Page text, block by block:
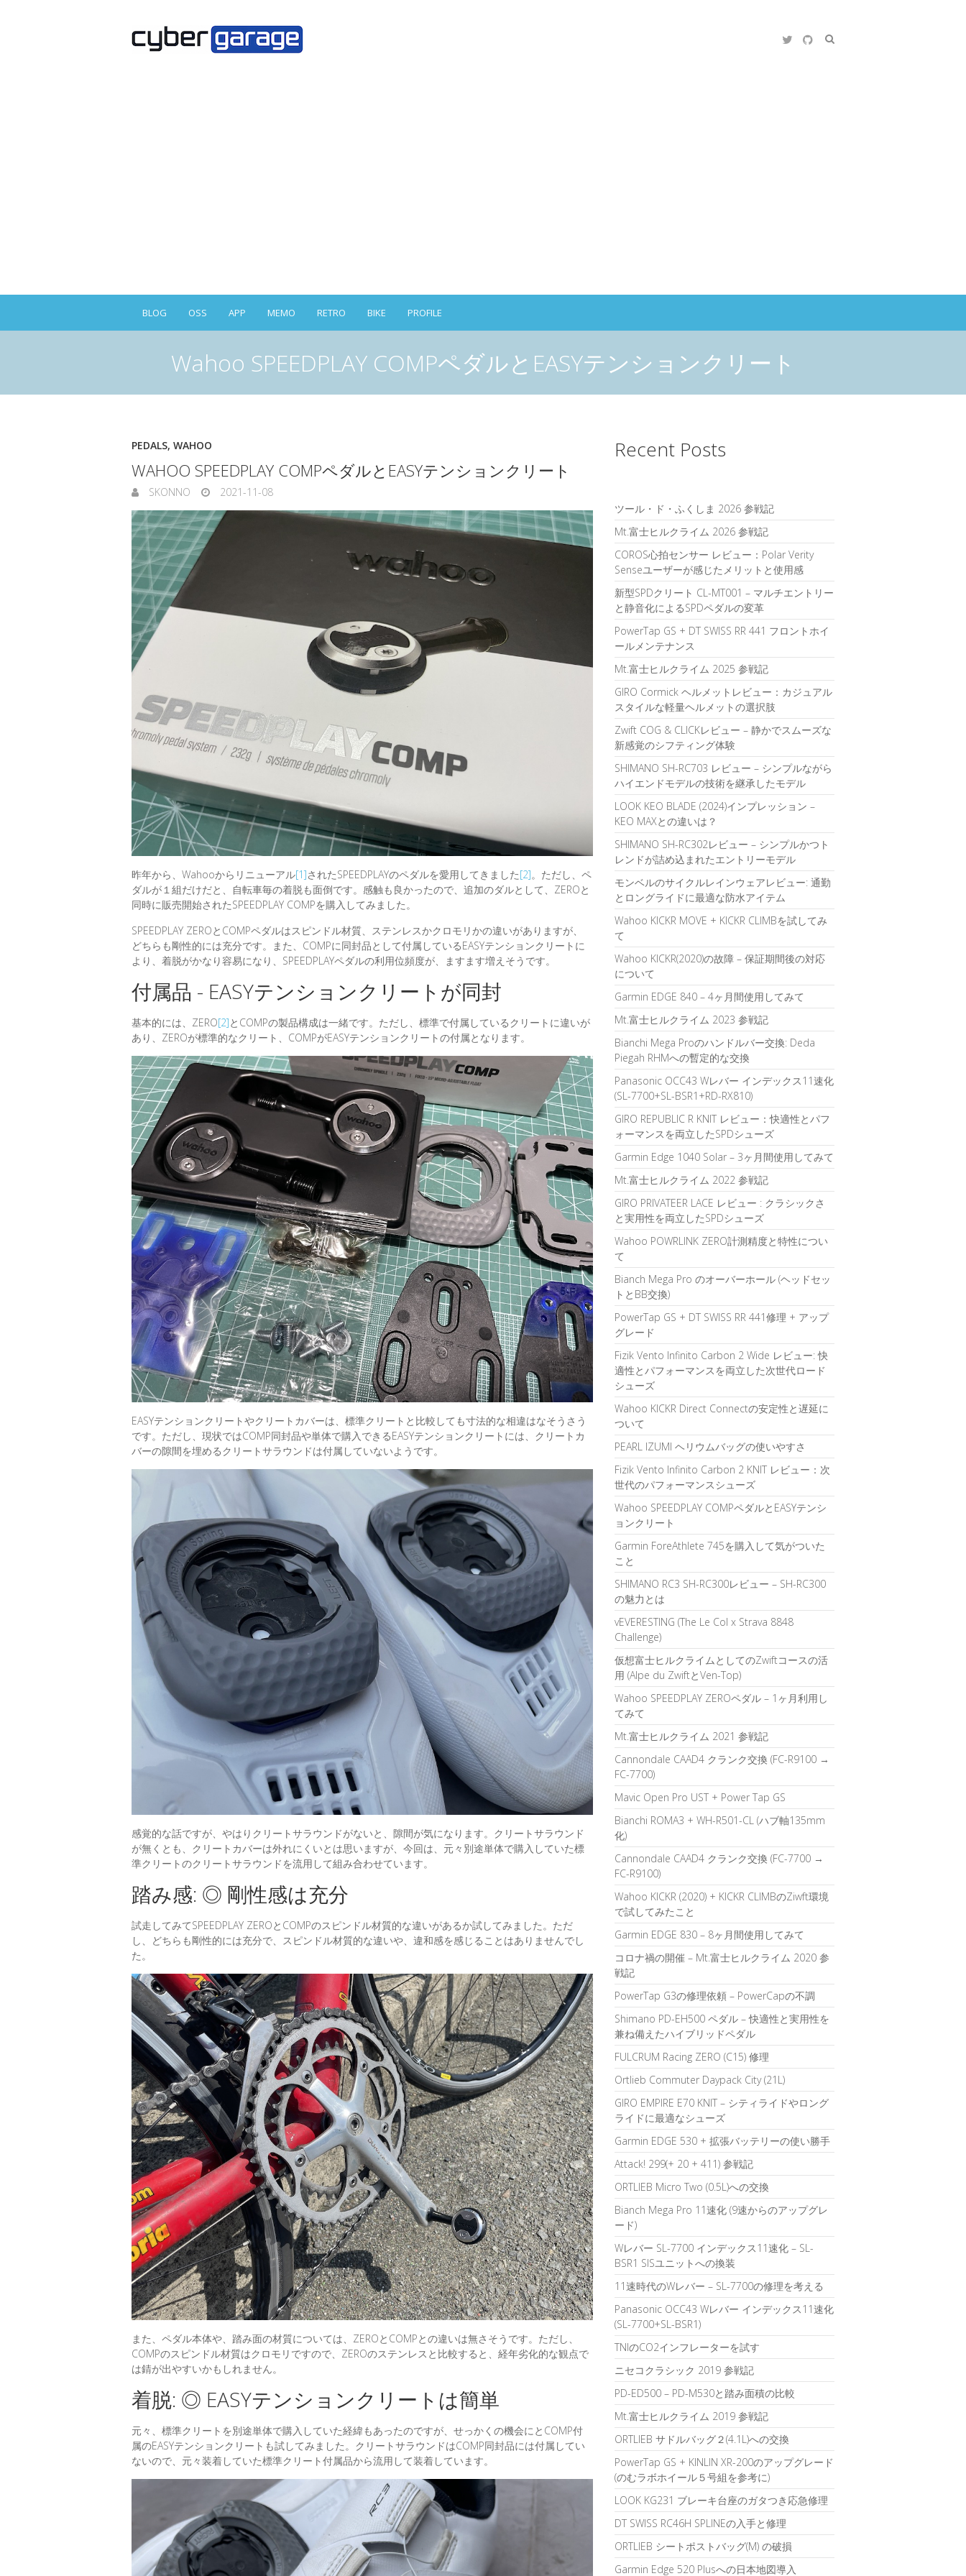
BLOG OSS APP MEMO RETRO BIKE PROFILE
Wahoo SPEEDPLAY COMPペダルとEASYテンションクリート
PEDALS, WAHOO
WAHOO SPEEDPLAY COMPペダルとEASYテンションクリート
SKONNO 2021-11-08
昨年から、Wahooからリニューアル[1]されたSPEEDPLAYのペダルを愛用してきました[2]。ただし、ペ
ダルが１組だけだと、自転車毎の着脱も面倒です。感触も良かったので、追加のダルとして、ZEROと
同時に販売開始されたSPEEDPLAY COMPを購入してみました。
SPEEDPLAY ZEROとCOMPペダルはスピンドル材質、ステンレスかクロモリかの違いがありますが、
どちらも剛性的には充分です。また、COMPに同封品として付属しているEASYテンションクリートに
より、着脱がかなり容易になり、SPEEDPLAYペダルの利用位頻度が、ますます増えそうです。
付属品 - EASYテンションクリートが同封
基本的には、ZERO[2]とCOMPの製品構成は一緒です。ただし、標準で付属しているクリートに違いが
あり、ZEROが標準的なクリート、COMPがEASYテンションクリートの付属となります。
EASYテンションクリートやクリートカバーは、標準クリートと比較しても寸法的な相違はなそうさう
です。ただし、現状ではCOMP同封品や単体で購入できるEASYテンションクリートには、クリートカ
バーの隙間を埋めるクリートサラウンドは付属していないようです。
感覚的な話ですが、やはりクリートサラウンドがないと、隙間が気になります。クリートサラウンド
が無くとも、クリートカバーは外れにくいとは思いますが、今回は、元々別途単体で購入していた標
準クリートのクリートサラウンドを流用して組み合わせています。
踏み感: ◎ 剛性感は充分
試走してみてSPEEDPLAY ZEROとCOMPのスピンドル材質的な違いがあるか試してみました。ただ
し、どちらも剛性的には充分で、スピンドル材質的な違いや、違和感を感じることはありませんでし
た。
また、ペダル本体や、踏み面の材質については、ZEROとCOMPとの違いは無さそうです。ただし、
COMPのスピンドル材質はクロモリですので、ZEROのステンレスと比較すると、経年劣化的な観点で
は錆が出やすいかもしれません。
着脱: ◎ EASYテンションクリートは簡単
元々、標準クリートを別途単体で購入していた経緯もあったのですが、せっかくの機会にとCOMP付
属のEASYテンションクリートも試してみました。クリートサラウンドはCOMP同封品には付属してい
ないので、元々装着していた標準クリート付属品から流用して装着しています。
Recent Posts
ツール・ド・ふくしま 2026 参戦記
Mt.富士ヒルクライム 2026 参戦記
COROS心拍センサー レビュー：Polar Verity
Senseユーザーが感じたメリットと使用感
新型SPDクリート CL-MT001 – マルチエントリー
と静音化によるSPDペダルの変革
PowerTap GS + DT SWISS RR 441 フロントホイ
ールメンテナンス
Mt.富士ヒルクライム 2025 参戦記
GIRO Cormick ヘルメットレビュー：カジュアル
スタイルな軽量ヘルメットの選択肢
Zwift COG & CLICKレビュー – 静かでスムーズな
新感覚のシフティング体験
SHIMANO SH-RC703 レビュー – シンプルながら
ハイエンドモデルの技術を継承したモデル
LOOK KEO BLADE (2024)インプレッション –
KEO MAXとの違いは？
SHIMANO SH-RC302レビュー – シンプルかつト
レンドが詰め込まれたエントリーモデル
モンベルのサイクルレインウェアレビュー: 通勤
とロングライドに最適な防水アイテム
Wahoo KICKR MOVE + KICKR CLIMBを試してみ
て
Wahoo KICKR(2020)の故障 – 保証期間後の対応
について
Garmin EDGE 840 – 4ヶ月間使用してみて
Mt.富士ヒルクライム 2023 参戦記
Bianchi Mega Proのハンドルバー交換: Deda
Piegah RHMへの暫定的な交換
Panasonic OCC43 Wレバー インデックス11速化
(SL-7700+SL-BSR1+RD-RX810)
GIRO REPUBLIC R KNIT レビュー：快適性とパフ
ォーマンスを両立したSPDシューズ
Garmin Edge 1040 Solar – 3ヶ月間使用してみて
Mt.富士ヒルクライム 2022 参戦記
GIRO PRIVATEER LACE レビュー : クラシックさ
と実用性を両立したSPDシューズ
Wahoo POWRLINK ZERO計測精度と特性につい
て
Bianch Mega Pro のオーバーホール (ヘッドセッ
トとBB交換)
PowerTap GS + DT SWISS RR 441修理 + アップ
グレード
Fizik Vento Infinito Carbon 2 Wide レビュー: 快
適性とパフォーマンスを両立した次世代ロード
シューズ
Wahoo KICKR Direct Connectの安定性と遅延に
ついて
PEARL IZUMI ヘリウムバッグの使いやすさ
Fizik Vento Infinito Carbon 2 KNIT レビュー：次
世代のパフォーマンスシューズ
Wahoo SPEEDPLAY COMPペダルとEASYテンシ
ョンクリート
Garmin ForeAthlete 745を購入して気がついた
こと
SHIMANO RC3 SH-RC300レビュー – SH-RC300
の魅力とは
vEVERESTING (The Le Col x Strava 8848
Challenge)
仮想富士ヒルクライムとしてのZwiftコースの活
用 (Alpe du ZwiftとVen-Top)
Wahoo SPEEDPLAY ZEROペダル – 1ヶ月利用し
てみて
Mt.富士ヒルクライム 2021 参戦記
Cannondale CAAD4 クランク交換 (FC-R9100 →
FC-7700)
Mavic Open Pro UST + Power Tap GS
Bianchi ROMA3 + WH-R501-CL (ハブ軸135mm
化)
Cannondale CAAD4 クランク交換 (FC-7700 →
FC-R9100)
Wahoo KICKR (2020) + KICKR CLIMBのZiwft環境
で試してみたこと
Garmin EDGE 830 – 8ヶ月間使用してみて
コロナ禍の開催 – Mt.富士ヒルクライム 2020 参
戦記
PowerTap G3の修理依頼 – PowerCapの不調
Shimano PD-EH500 ペダル – 快適性と実用性を
兼ね備えたハイブリッドペダル
FULCRUM Racing ZERO (C15) 修理
Ortlieb Commuter Daypack City (21L)
GIRO EMPIRE E70 KNIT – シティライドやロング
ライドに最適なシューズ
Garmin EDGE 530 + 拡張バッテリーの使い勝手
Attack! 299(+ 20 + 411) 参戦記
ORTLIEB Micro Two (0.5L)への交換
Bianch Mega Pro 11速化 (9速からのアップグレ
ード)
Wレバー SL-7700 インデックス11速化 – SL-
BSR1 SISユニットへの換装
11速時代のWレバー – SL-7700の修理を考える
Panasonic OCC43 Wレバー インデックス11速化
(SL-7700+SL-BSR1)
TNIのCO2インフレーターを試す
ニセコクラシック 2019 参戦記
PD-ED500 – PD-M530と踏み面積の比較
Mt.富士ヒルクライム 2019 参戦記
ORTLIEB サドルバッグ２(4.1L)への交換
PowerTap GS + KINLIN XR-200のアップグレード
(のむラボホイール５号組を参考に)
LOOK KG231 ブレーキ台座のガタつき応急修理
DT SWISS RC46H SPLINEの入手と修理
ORTLIEB シートポストバッグ(M) の破損
Garmin Edge 520 Plusへの日本地図導入